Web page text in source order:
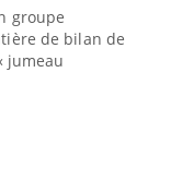
groupe
de bilan de
jumeau